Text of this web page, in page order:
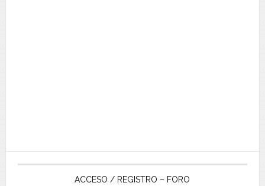
ACCESO / REGISTRO – FORO